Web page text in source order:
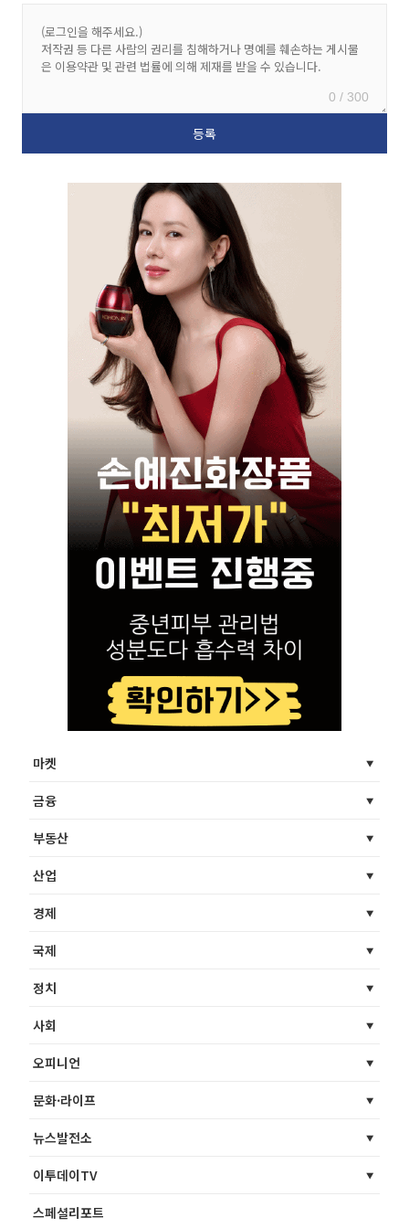
0 / 300
마켓
금융
부동산
산업
경제
국제
정치
사회
오피니언
문화·라이프
뉴스발전소
이투데이TV
스페셜리포트